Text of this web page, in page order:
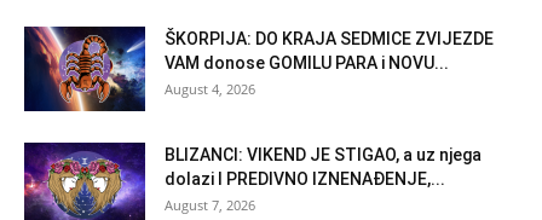
ŠKORPIJA: DO KRAJA SEDMICE ZVIJEZDE
VAM donose GOMILU PARA i NOVU...
August 4, 2026
BLIZANCI: VIKEND JE STIGAO, a uz njega
dolazi I PREDIVNO IZNENAĐENJE,...
August 7, 2026